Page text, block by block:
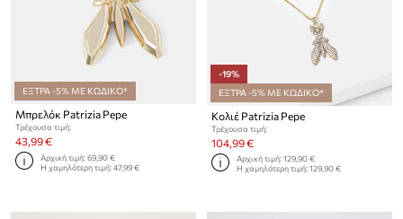
ΕΞΤΡΑ -5% ΜΕ ΚΩΔΙΚΟ*
Μπρελόκ Patrizia Pepe
Τρέχουσα τιμή:
43,99 €
Αρχική τιμή:69,90 €
Η χαμηλότερη τιμή:47,99 €
-19%
ΕΞΤΡΑ -5% ΜΕ ΚΩΔΙΚΟ*
Κολιέ Patrizia Pepe
Τρέχουσα τιμή:
104,99 €
Αρχική τιμή:129,90 €
Η χαμηλότερη τιμή:129,90 €